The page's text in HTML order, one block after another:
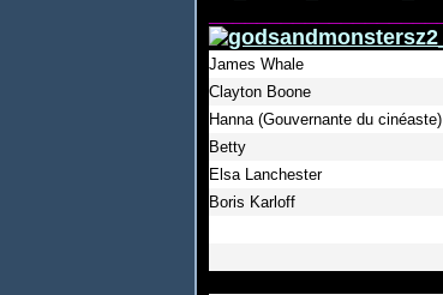
James Whale
Clayton Boone
Hanna (Gouvernante du cinéaste)
Betty
Elsa Lanchester
Boris Karloff